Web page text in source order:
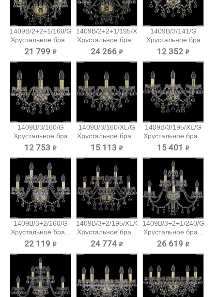
1409B/2+2+1/160/G
Хрустальное бра...
21 799 ₽
1409B/2+2+1/195/XL/G
Хрустальное бра...
24 266 ₽
1409B/3/141/G
Хрустальное бра
Bohemia...
12 352 ₽
1409B/3/160/G
Хрустальное бра
Bohemia...
12 753 ₽
1409B/3/160/XL/G
Хрустальное бра...
15 113 ₽
1409B/3/195/XL/G
Хрустальное бра...
15 401 ₽
1409B/3+2/160/G
Хрустальное бра...
22 119 ₽
1409B/3+2/195/XL/G
Хрустальное бра...
24 774 ₽
1409B/3+2+1/240/G
Хрустальное бра...
26 619 ₽